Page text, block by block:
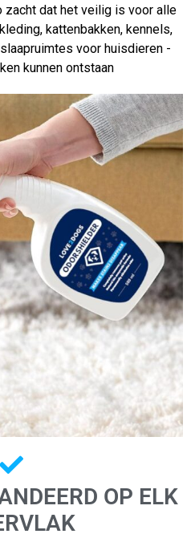
zacht dat het veilig is voor alle
kattenbakken, kennels,
voor huisdieren -
kunnen ontstaan
OP ELK